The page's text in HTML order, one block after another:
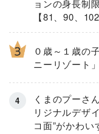
ョンの身長制
【81、90、
０歳～１歳の
ニーリゾート
くまのプーさ
リジナルデザ
コ面”がかわ